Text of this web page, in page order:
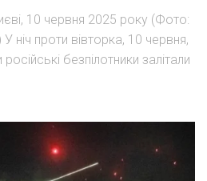
10 червня 2025 року (Фото:
ніч проти вівторка, 10 червня,
безпілотники залітали